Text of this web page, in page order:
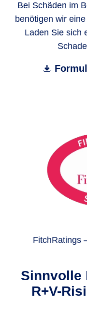
Bei Schäden im
benötigen wir
Laden Sie sich
FitchRatings
Sinnvolle
R+V-